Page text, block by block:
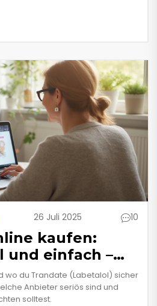
26 Juli 2025 10
kaufen:
und einfach –
wo du Trandate (Labetalol) sicher
Anbieter seriös sind und
solltest.